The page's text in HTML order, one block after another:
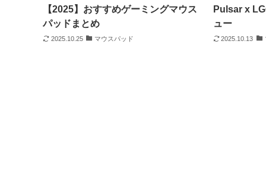
【2025】おすすめゲーミングマウス
パッドまとめ
2025.10.25 マウスパッド
Pulsar x
ュー
2025.10.13